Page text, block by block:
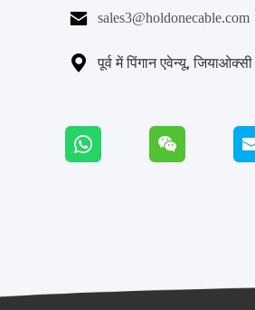
 sales3@holdonecable.com
 पूर्व में पिंगान एवेन्यू,